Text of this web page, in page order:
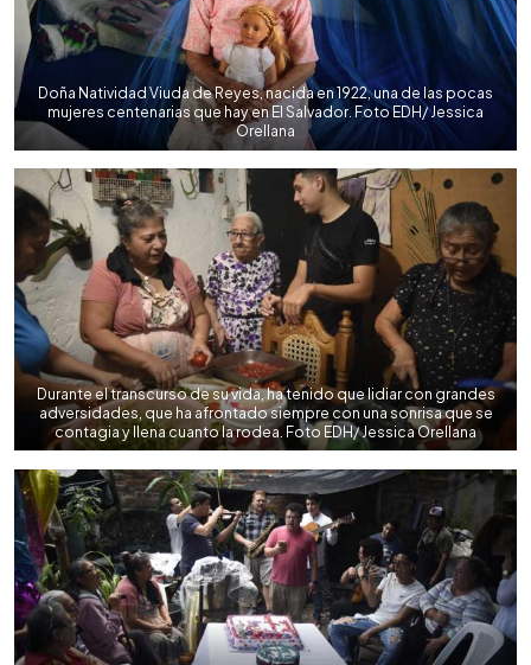
Doña Natividad Viuda de Reyes, nacida en 1922, una de las pocas
mujeres centenarias que hay en El Salvador. Foto EDH/ Jessica
Orellana
Durante el transcurso de su vida, ha tenido que lidiar con grandes
adversidades, que ha afrontado siempre con una sonrisa que se
contagia y llena cuanto la rodea. Foto EDH/ Jessica Orellana